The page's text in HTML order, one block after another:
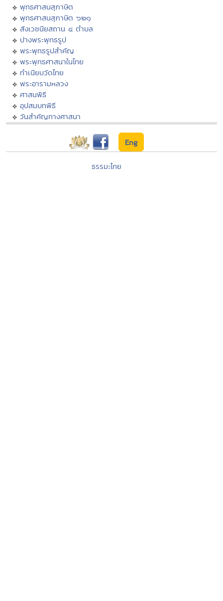
พุทธศาสนสุภาษิต
พุทธศาสนสุภาษิต ๖๒๑
สังเวชนียสถาน ๔ ตำบล
ปางพระพุทธรูป
พระพุทธรูปสำคัญ
พระพุทธศาสนาในไทย
ทำเนียบวัดไทย
พระอารามหลวง
ศาสนพิธี
อุปสมบทพิธี
วันสำคัญทางศาสนา
Eng
ธรรมะไทย